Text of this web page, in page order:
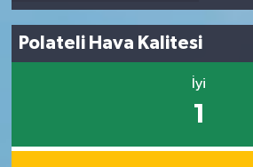
Polateli Hava Kalitesi
İyi
1